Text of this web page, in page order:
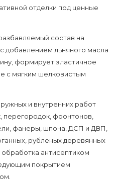
отделки под ценные
состав на
добавлением льняного масла
формирует эластичное
с мягким шелковистым
и внутренних работ
перегородок, фронтонов,
фанеры, шпона, ДСП и ДВП,
рубленых деревянных
антисептиком
покрытием